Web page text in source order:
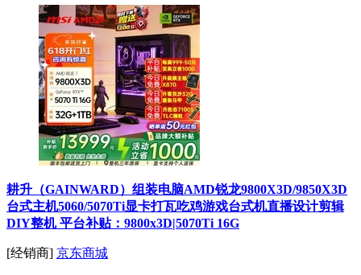
耕升（GAINWARD）组装电脑AMD锐龙9800X3D/9850X3D
台式主机5060/5070Ti显卡打瓦吃鸡游戏台式机直播设计剪辑
DIY整机 平台补贴：9800x3D|5070Ti 16G
[经销商] 京东商城